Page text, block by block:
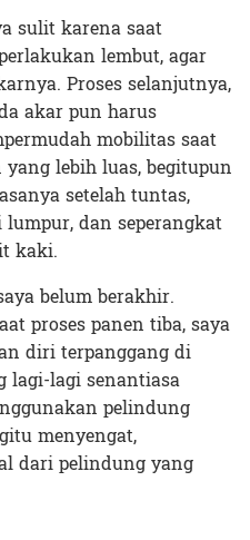
sulit karena saat
lembut, agar
Proses selanjutnya,
akar pun harus
mobilitas saat
lebih luas, begitupun
setelah tuntas,
dan seperangkat
kaki.
belum berakhir.
proses panen tiba, saya
diri terpanggang di
lagi-lagi senantiasa
pelindung
menyengat,
dari pelindung yang